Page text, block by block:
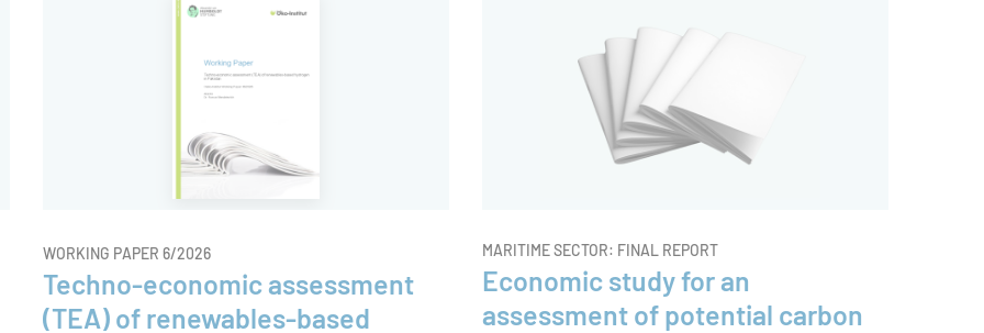
WORKING PAPER 6/2026
Techno-economic assessment
(TEA) of renewables-based
MARITIME SECTOR: FINAL REPORT
Economic study for an
assessment of potential carbon